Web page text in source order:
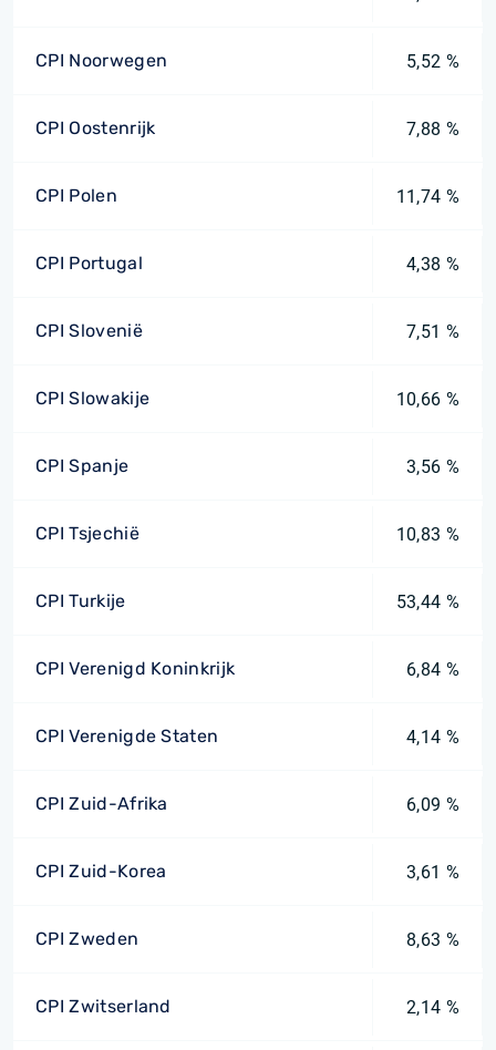
CPI Noorwegen 5,52 %
CPI Oostenrijk 7,88 %
CPI Polen 11,74 %
CPI Portugal 4,38 %
CPI Slovenië 7,51 %
CPI Slowakije 10,66 %
CPI Spanje 3,56 %
CPI Tsjechië 10,83 %
CPI Turkije 53,44 %
CPI Verenigd Koninkrijk 6,84 %
CPI Verenigde Staten 4,14 %
CPI Zuid-Afrika 6,09 %
CPI Zuid-Korea 3,61 %
CPI Zweden 8,63 %
CPI Zwitserland 2,14 %